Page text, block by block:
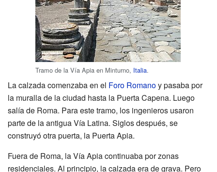
Tramo de la Vía Apia en Minturno, Italia.
La calzada comenzaba en el Foro Romanoy pasaba por
la muralla de la ciudad hasta la Puerta Capena. Luego
salía de Roma. Para este tramo, los ingenieros usaron
parte de la antigua Vía Latina. Siglos después, se
construyó otra puerta, la Puerta Apia.
Fuera de Roma, la Vía Apia continuaba por zonas
residenciales. Al principio, la calzada era de grava. Pero